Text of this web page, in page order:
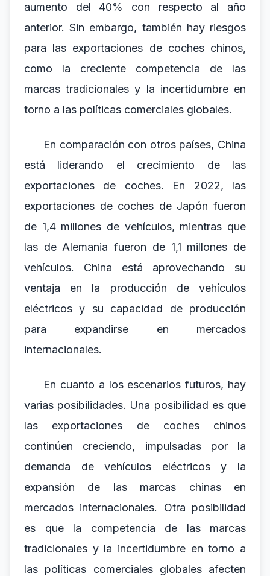
aumento del 40% con respecto al año
anterior. Sin embargo, también hay riesgos
para las exportaciones de coches chinos,
como la creciente competencia de las
marcas tradicionales y la incertidumbre en
torno a las políticas comerciales globales.
En comparación con otros países, China
está liderando el crecimiento de las
exportaciones de coches. En 2022, las
exportaciones de coches de Japón fueron
de 1,4 millones de vehículos, mientras que
las de Alemania fueron de 1,1 millones de
vehículos. China está aprovechando su
ventaja en la producción de vehículos
eléctricos y su capacidad de producción
para expandirse en mercados
internacionales.
En cuanto a los escenarios futuros, hay
varias posibilidades. Una posibilidad es que
las exportaciones de coches chinos
continúen creciendo, impulsadas por la
demanda de vehículos eléctricos y la
expansión de las marcas chinas en
mercados internacionales. Otra posibilidad
es que la competencia de las marcas
tradicionales y la incertidumbre en torno a
las políticas comerciales globales afecten